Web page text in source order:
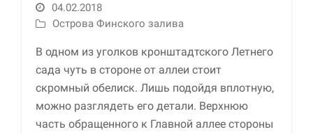
04.02.2018
Острова Финского залива
В одном из уголков кронштадтского Летнего
сада чуть в стороне от аллеи стоит
скромный обелиск. Лишь подойдя вплотную,
можно разглядеть его детали. Верхнюю
часть обращенного к Главной аллее стороны
Статистика и
Для того чтобы
улучшить
и структуру веб-
сайта, исходя из
того, как он